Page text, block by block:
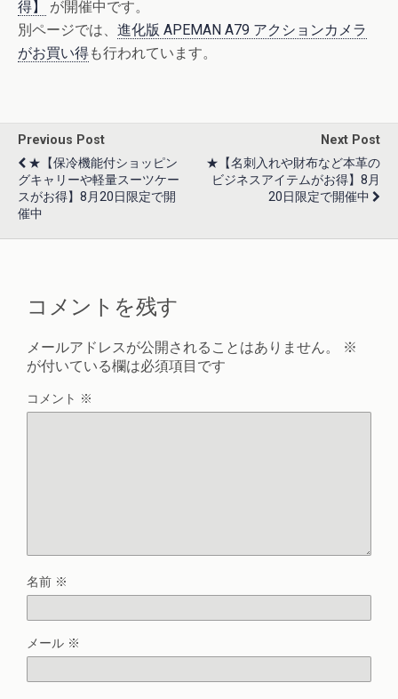
得】
が開催中です。
別ページでは、 進化版 APEMAN A79 アクションカメラ
がお買い得も行われています。
Previous Post
★【保冷機能付ショッピン
グキャリーや軽量スーツケー
スがお得】8月20日限定で開
催中
Next Post
★【名刺入れや財布など本革の
ビジネスアイテムがお得】8月
20日限定で開催中
コメントを残す
メールアドレスが公開されることはありません。
※
が付いている欄は必須項目です
コメント ※
名前 ※
メール ※